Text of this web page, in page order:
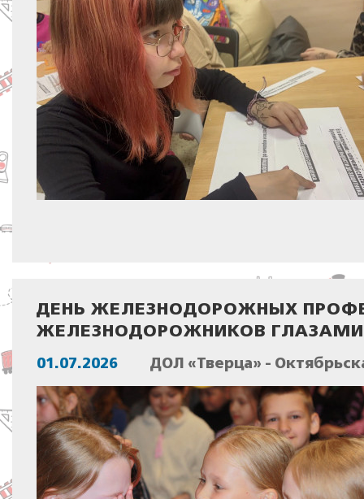
ДЕНЬ ЖЕЛЕЗНОДОРОЖНЫХ
ЖЕЛЕЗНОДОРОЖНИКОВ ГЛАЗАМИ
01.07.2026 ДОЛ «Тверца» -